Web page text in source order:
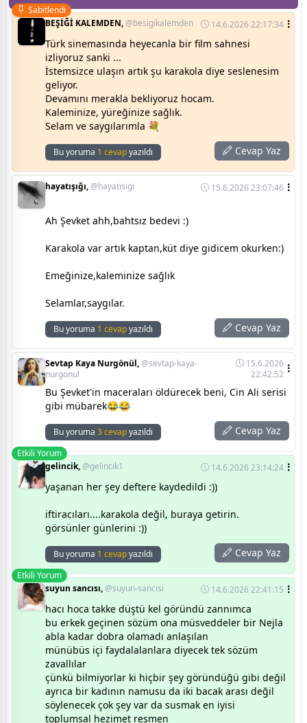
Sabitlendi
BEŞİĞİ KALEMDEN,@besigikalemden 14.6.2026 22:17:34
Türk sinemasında heyecanla bir film sahnesi
izliyoruz sanki ...
İstemsizce ulaşın artık şu karakola diye seslenesim
geliyor.
Devamını merakla bekliyoruz hocam.
Kaleminize, yüreğinize sağlık.
Selam ve saygılarımla 💐
Bu yoruma 1 cevapyazıldı Cevap Yaz
hayatışığı,@hayatisigi 15.6.2026 23:07:46
Ah Şevket ahh,bahtsız bedevi :)
Karakola var artık kaptan,küt diye gidicem okurken:)
Emeğinize,kaleminize sağlık
Selamlar,saygılar.
Bu yoruma 1 cevapyazıldı Cevap Yaz
Sevtap Kaya Nurgönül,@sevtap-kaya-
nurgonul
15.6.2026
22:42:52
Bu Şevket'in maceraları öldürecek beni, Cin Ali serisi
gibi mübarek😂😂
Bu yoruma 3 cevapyazıldı Cevap Yaz
Etkili Yorum
gelincik,@gelincik1 14.6.2026 23:14:24
yaşanan her şey deftere kaydedildi :))
iftiracıları....karakola değil, buraya getirin.
görsünler günlerini :))
Bu yoruma 1 cevapyazıldı Cevap Yaz
Etkili Yorum
suyun sancısı,@suyun-sancisi 14.6.2026 22:41:15
hacı hoca takke düştü kel göründü zannımca
bu erkek geçinen sözüm ona müsveddeler bir Nejla
abla kadar dobra olamadı anlaşılan
münübüs içi faydalalanlara diyecek tek sözüm
zavallılar
çünkü bilmiyorlar ki hiçbir şey göründüğü gibi değil
ayrıca bir kadının namusu da iki bacak arası değil
söylenecek çok şey var da susmak en iyisi
toplumsal hezimet resmen